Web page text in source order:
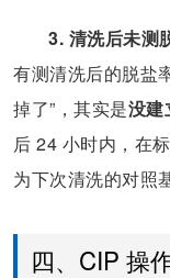
3. 清洗后未测
有测清洗后的脱盐
掉了”，其实是没建
后 24 小时内，在
为下次清洗的对照
四、CIP 操